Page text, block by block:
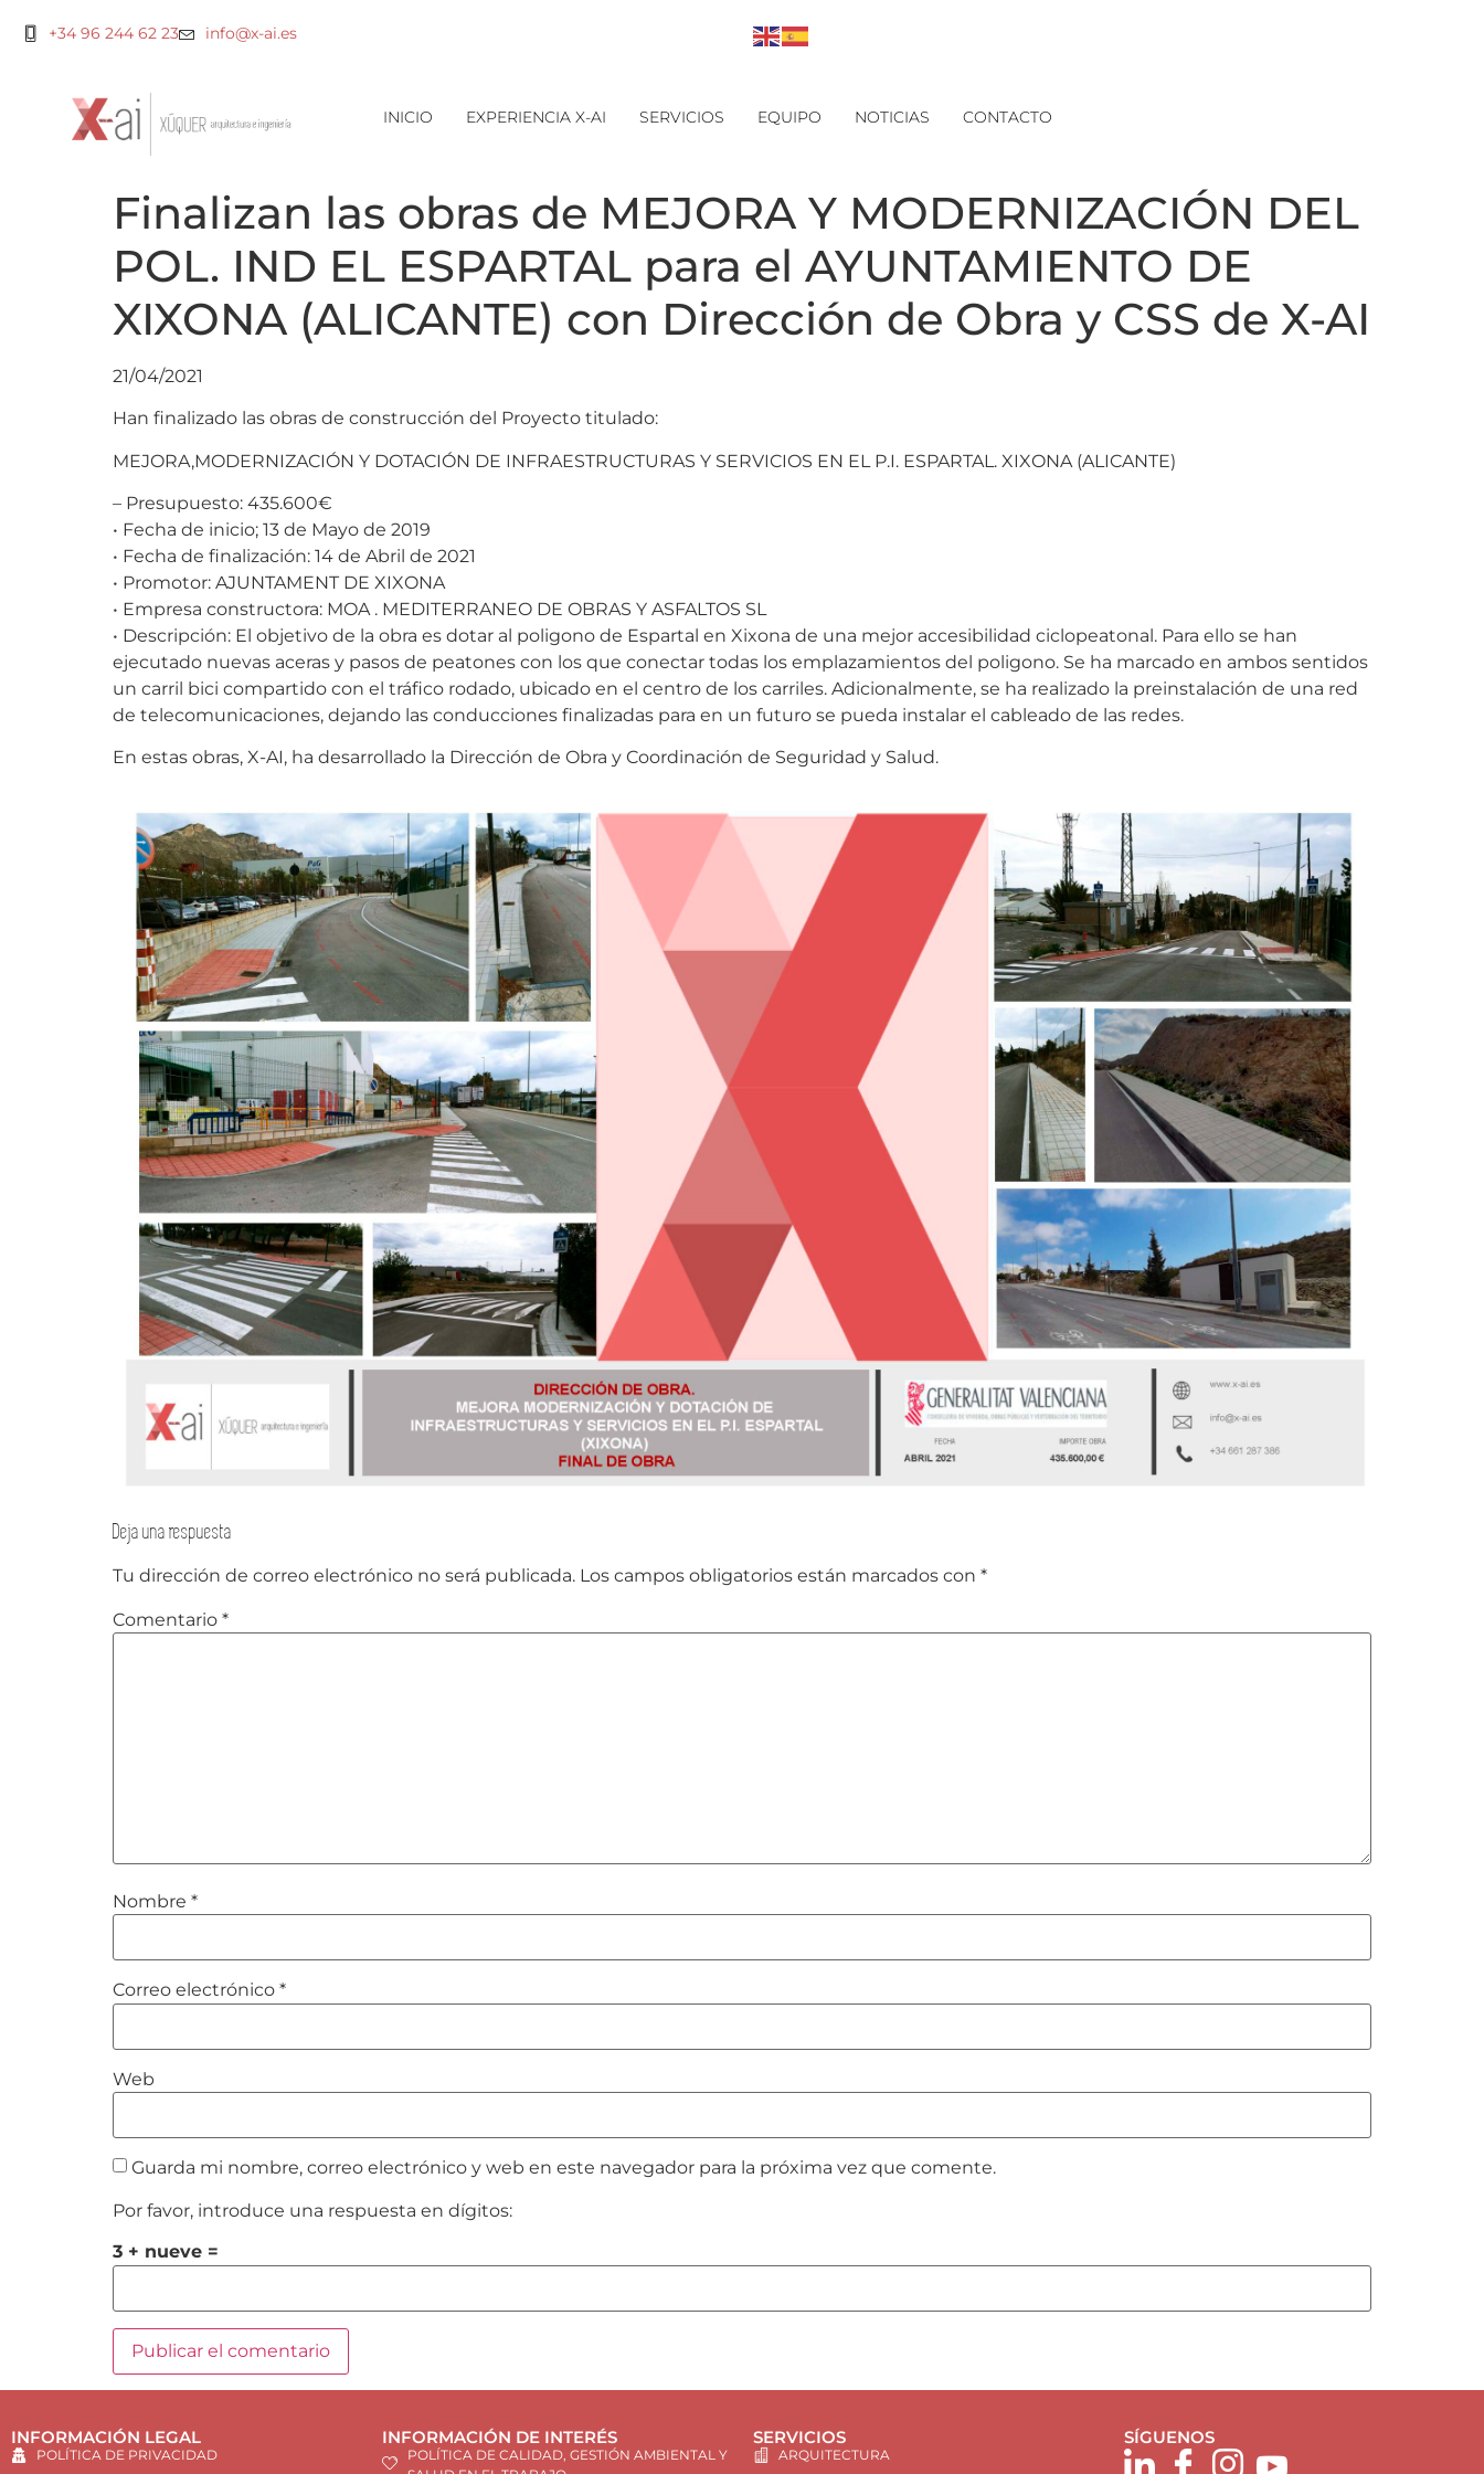
+34 96 244 62 23 info@x-ai.es
INICIO EXPERIENCIA X-AI SERVICIOS EQUIPO NOTICIAS CONTACTO
Finalizan las obras de MEJORA Y MODERNIZACIÓN DEL
POL. IND EL ESPARTAL para el AYUNTAMIENTO DE
XIXONA (ALICANTE) con Dirección de Obra y CSS de X-AI
21/04/2021
Han finalizado las obras de construcción del Proyecto titulado:
MEJORA,MODERNIZACIÓN Y DOTACIÓN DE INFRAESTRUCTURAS Y SERVICIOS EN EL P.I. ESPARTAL. XIXONA (ALICANTE)
– Presupuesto: 435.600€
• Fecha de inicio; 13 de Mayo de 2019
• Fecha de finalización: 14 de Abril de 2021
• Promotor: AJUNTAMENT DE XIXONA
• Empresa constructora: MOA . MEDITERRANEO DE OBRAS Y ASFALTOS SL
• Descripción: El objetivo de la obra es dotar al poligono de Espartal en Xixona de una mejor accesibilidad ciclopeatonal. Para ello se han
ejecutado nuevas aceras y pasos de peatones con los que conectar todas los emplazamientos del poligono. Se ha marcado en ambos sentidos
un carril bici compartido con el tráfico rodado, ubicado en el centro de los carriles. Adicionalmente, se ha realizado la preinstalación de una red
de telecomunicaciones, dejando las conducciones finalizadas para en un futuro se pueda instalar el cableado de las redes.
En estas obras, X-AI, ha desarrollado la Dirección de Obra y Coordinación de Seguridad y Salud.
Deja una respuesta
Tu dirección de correo electrónico no será publicada. Los campos obligatorios están marcados con *
Comentario *
Nombre *
Correo electrónico *
Web
Guarda mi nombre, correo electrónico y web en este navegador para la próxima vez que comente.
Por favor, introduce una respuesta en dígitos:
3 + nueve =
INFORMACIÓN LEGAL
POLÍTICA DE PRIVACIDAD
INFORMACIÓN DE INTERÉS
POLÍTICA DE CALIDAD, GESTIÓN AMBIENTAL Y
SERVICIOS
ARQUITECTURA
SÍGUENOS